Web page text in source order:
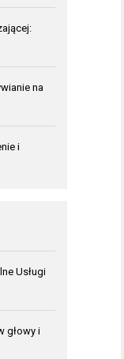
na
i
Usługi
głowy i